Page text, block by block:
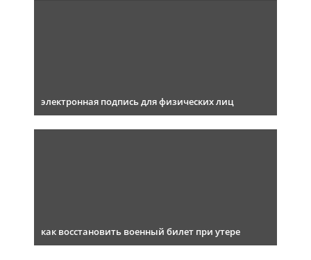
электронная подпись для физических лиц
как восстановить военный билет при утере